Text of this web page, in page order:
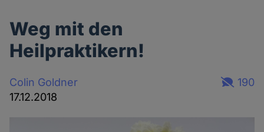
Weg mit den
Heilpraktikern!
Colin Goldner
17.12.2018
190